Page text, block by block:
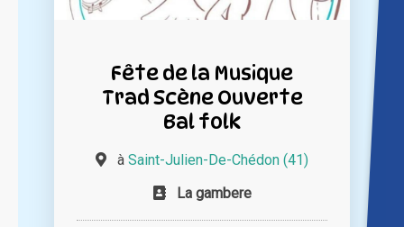
Fête de la Musique
Trad Scène Ouverte
Bal folk
à Saint-Julien-De-Chédon (41)
La gambere